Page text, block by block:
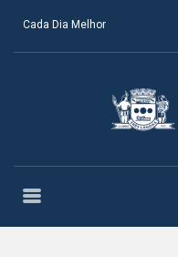
Cada Dia Melhor